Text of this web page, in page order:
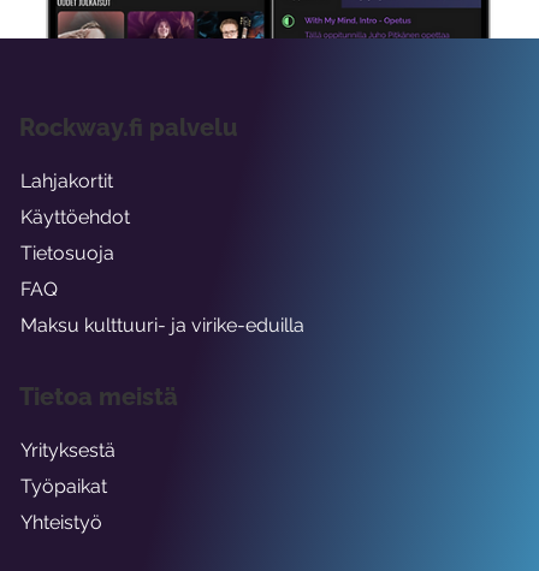
Rockway.fi palvelu
Lahjakortit
Käyttöehdot
Tietosuoja
FAQ
Maksu kulttuuri- ja virike-eduilla
Tietoa meistä
Yrityksestä
Työpaikat
Yhteistyö